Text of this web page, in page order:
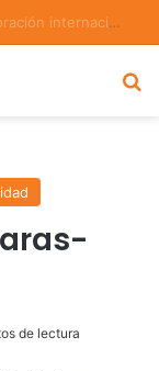
La UDLAP, punto de encuentro para el intercambio científico en bioinformática y redes complejas
de lectura